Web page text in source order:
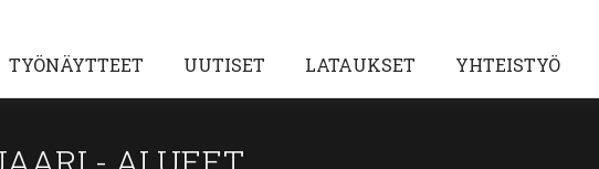
TYÖNÄYTTEET UUTISET LATAUKSET YHTEISTYÖ